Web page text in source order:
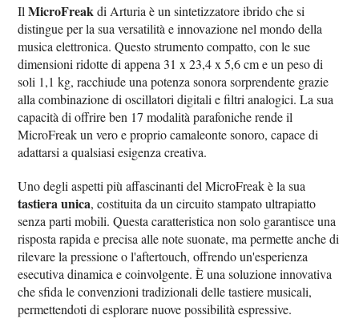
IlMicroFreakdi Arturia è un sintetizzatore ibrido che si
distingue per la sua versatilità e innovazione nel mondo della
musica elettronica. Questo strumento compatto, con le sue
dimensioni ridotte di appena 31 x 23,4 x 5,6 cm e un peso di
soli 1,1 kg, racchiude una potenza sonora sorprendente grazie
alla combinazione di oscillatori digitali e filtri analogici. La sua
capacità di offrire ben 17 modalità parafoniche rende il
MicroFreak un vero e proprio camaleonte sonoro, capace di
adattarsi a qualsiasi esigenza creativa.
Uno degli aspetti più affascinanti del MicroFreak è la sua
tastiera unica, costituita da un circuito stampato ultrapiatto
senza parti mobili. Questa caratteristica non solo garantisce una
risposta rapida e precisa alle note suonate, ma permette anche di
rilevare la pressione o l'aftertouch, offrendo un'esperienza
esecutiva dinamica e coinvolgente. È una soluzione innovativa
che sfida le convenzioni tradizionali delle tastiere musicali,
permettendoti di esplorare nuove possibilità espressive.